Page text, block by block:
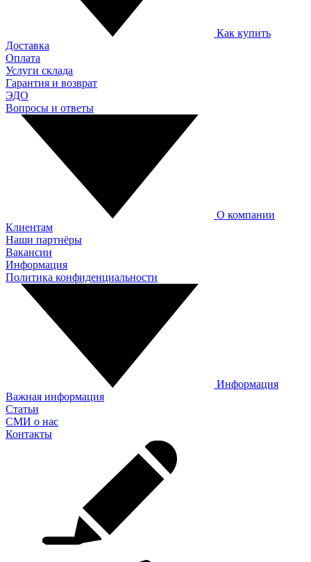
Как купить
Доставка
Оплата
Услуги склада
Гарантия и возврат
ЭДО
Вопросы и ответы
О компании
Клиентам
Наши партнёры
Вакансии
Информация
Политика конфиденциальности
Информация
Важная информация
Статьи
СМИ о нас
Контакты